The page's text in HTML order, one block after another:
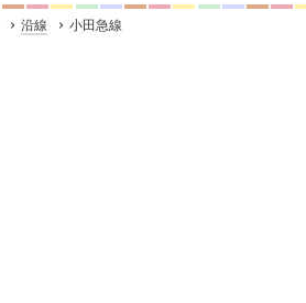
沿線 小田急線